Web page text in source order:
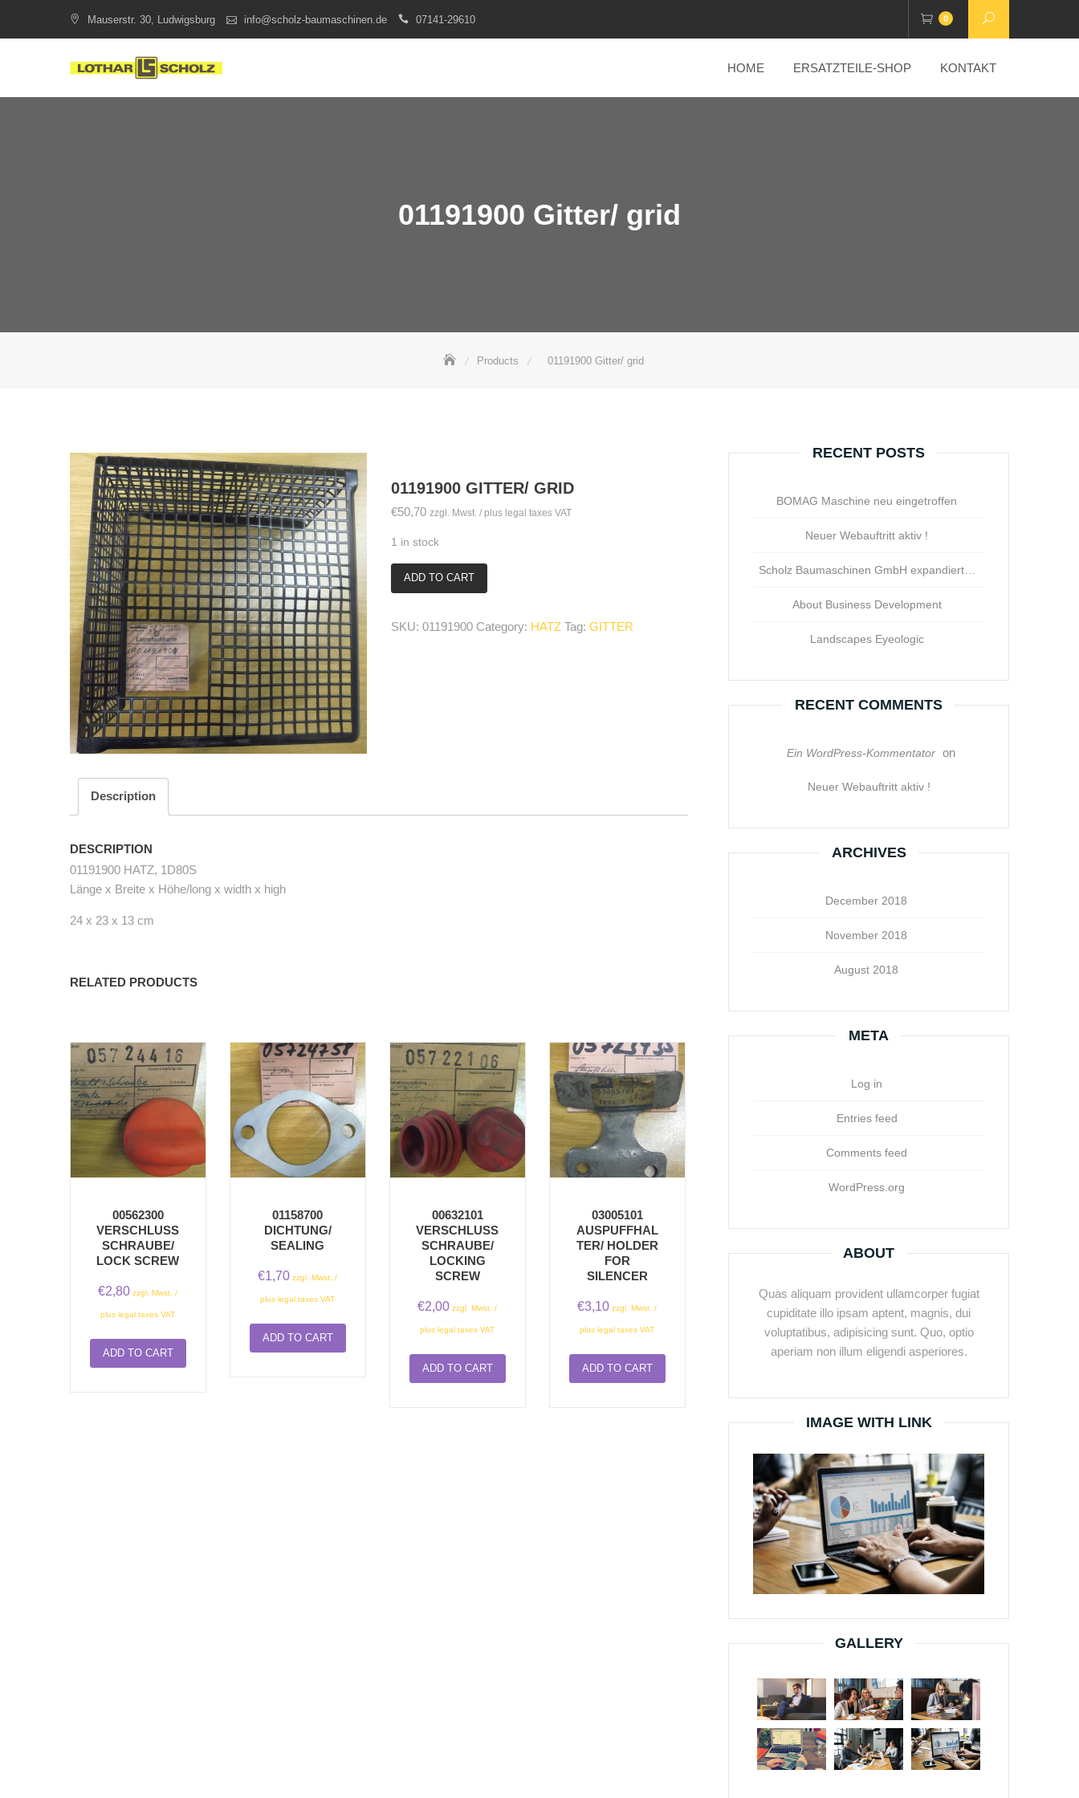
Mauserstr. 30, Ludwigsburg info@scholz-baumaschinen.de 07141-29610 0
HOME ERSATZTEILE-SHOP KONTAKT
01191900 Gitter/ grid
Products 01191900 Gitter/ grid
01191900 GITTER/ GRID
€50,70 zzgl. Mwst. / plus legal taxes VAT
1 in stock
01191900
quantity
ADD TO CART
SKU:01191900 Category: HATZ Tag:GITTER
Description
DESCRIPTION
01191900 HATZ, 1D80S
Länge x Breite x Höhe/long x width x high
24 x 23 x 13 cm
RELATED PRODUCTS
00562300
VERSCHLUSSS
CHRAUBE/ L
OCK SCREW
€2,80 zzgl. Mwst. /
plus legal taxes VAT
ADD TO CART
01158700
DICHTUNG/
SEALING
€1,70 zzgl. Mwst. /
plus legal taxes VAT
ADD TO CART
00632101
VERSCHLUSSS
CHRAUBE/ L
OCKING S
CREW
€2,00 zzgl. Mwst. /
plus legal taxes VAT
ADD TO CART
03005101
AUSPUFFHAL
TER/ HOLDER
FOR
SILENCER
€3,10 zzgl. Mwst. /
plus legal taxes VAT
ADD TO CART
RECENT POSTS
BOMAG Maschine neu eingetroffen
Neuer Webauftritt aktiv !
Scholz Baumaschinen GmbH expandiert…
About Business Development
Landscapes Eyeologic
RECENT COMMENTS
Ein WordPress-Kommentator on
Neuer Webauftritt aktiv !
ARCHIVES
December 2018
November 2018
August 2018
META
Log in
Entries feed
Comments feed
WordPress.org
ABOUT
Quas aliquam provident ullamcorper fugiat
cupiditate illo ipsam aptent, magnis, dui
voluptatibus, adipisicing sunt. Quo, optio
aperiam non illum eligendi asperiores.
IMAGE WITH LINK
GALLERY